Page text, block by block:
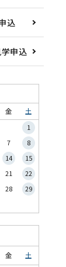
込
申込
金 土
1
7
8
14
15
21
22
28
29
金 土